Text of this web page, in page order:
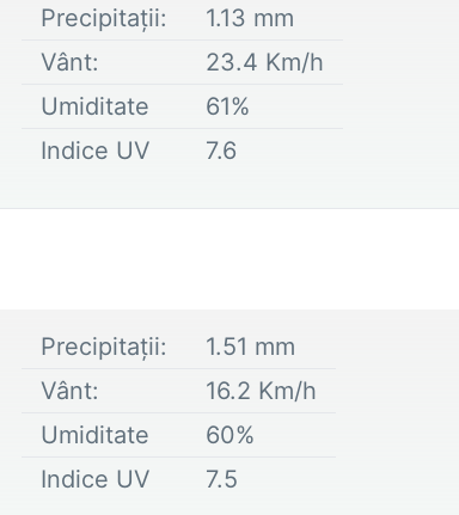
Precipitații: 1.13 mm
Vânt:
23.4 Km/h
Umiditate
61%
Indice UV
7.6
Precipitații: 1.51 mm
Vânt:
16.2 Km/h
Umiditate
60%
Indice UV
7.5